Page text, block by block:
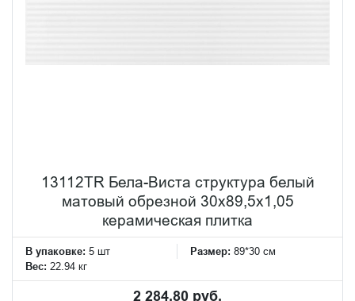
13112TR Бела-Виста структура белый
матовый обрезной 30x89,5x1,05
керамическая плитка
В упаковке: 5 шт Размер: 89*30 см
Вес: 22.94 кг
2 284.80 руб.